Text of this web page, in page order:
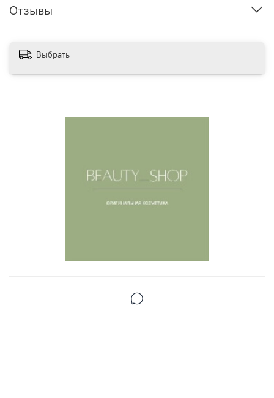
Отзывы
Выбрать